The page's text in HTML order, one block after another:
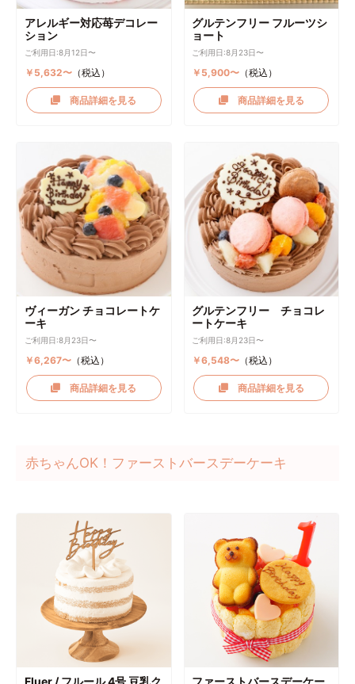
アレルギー対応苺デコレー
ション
ご利用日:8月12日〜
￥5,632〜（税込）
商品詳細を見る
グルテンフリー フルーツシ
ョート
ご利用日:8月23日〜
￥5,900〜 （税込）
商品詳細を見る
ヴィーガン チョコレートケ
ーキ
ご利用日:8月23日〜
￥6,267〜（税込）
商品詳細を見る
グルテンフリー チョコレ
ートケーキ
ご利用日:8月23日〜
￥6,548〜 （税込）
商品詳細を見る
赤ちゃんOK！ファーストバースデーケーキ
Fluer / フルール 4号 豆乳ク ファーストバースデーケー